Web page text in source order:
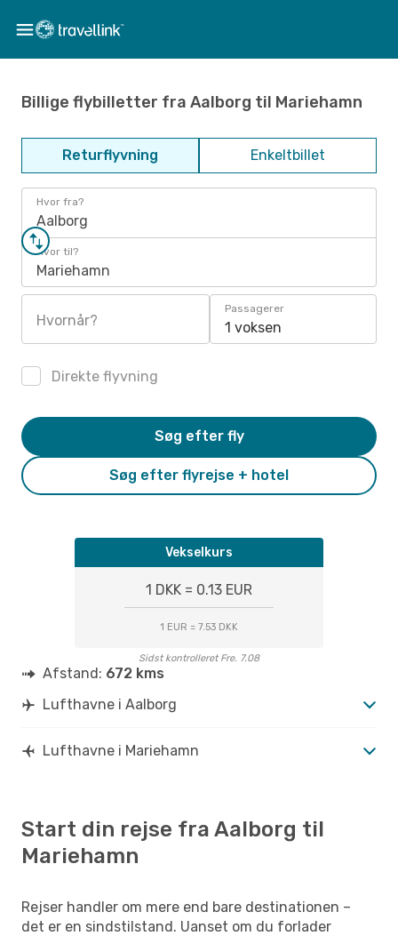
Billige flybilletter fra Aalborg til Mariehamn
Returflyvning Enkeltbillet
Hvor fra?
Aalborg
Hvor til?
Mariehamn
Hvornår?
Passagerer
1 voksen
Direkte flyvning
Søg efter flyrejse + hotel
Søg efter fly
Vekselkurs
1 DKK = 0.13 EUR
1 EUR = 7.53 DKK
Sidst kontrolleret Fre. 7.08
Afstand: 672 kms
Lufthavne i Aalborg
Lufthavne i Mariehamn
Start din rejse fra Aalborg til
Mariehamn
Rejser handler om mere end bare destinationen –
det er en sindstilstand. Uanset om du forlader